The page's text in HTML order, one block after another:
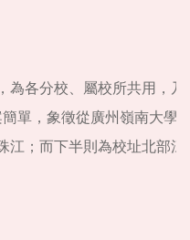
為各分校、屬校所共用，
簡單，象徵從廣州嶺南大學
江；而下半則為校址北部